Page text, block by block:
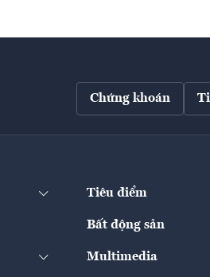
Chứng khoán
Tiêu điểm
Bất động sản
Multimedia